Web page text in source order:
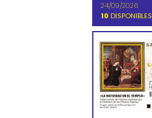
24/09/2026
10 DISPONIBLES